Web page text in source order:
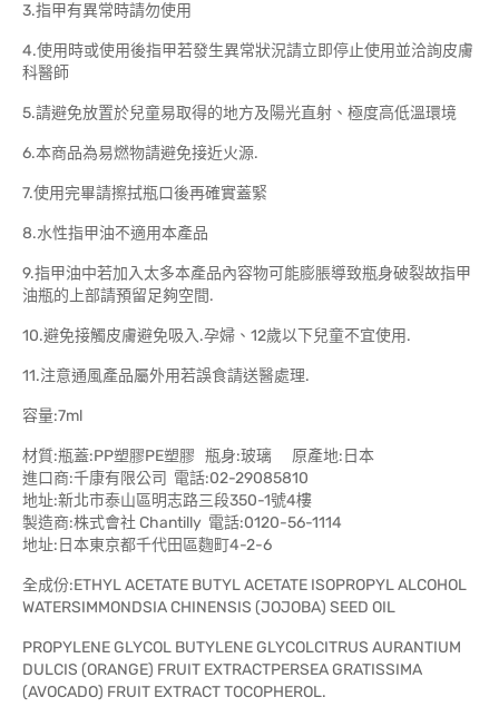
3.指甲有異常時請勿使用
4.使用時或使用後指甲若發生異常狀況請立即停止使用並洽詢皮膚
科醫師
5.請避免放置於兒童易取得的地方及陽光直射、極度高低溫環境
6.本商品為易燃物請避免接近火源.
7.使用完畢請擦拭瓶口後再確實蓋緊
8.水性指甲油不適用本產品
9.指甲油中若加入太多本產品內容物可能膨脹導致瓶身破裂故指甲
油瓶的上部請預留足夠空間.
10.避免接觸皮膚避免吸入.孕婦、12歲以下兒童不宜使用.
11.注意通風產品屬外用若誤食請送醫處理.
容量:7ml
材質:瓶蓋:PP塑膠PE塑膠 瓶身:玻璃 原產地:日本
進口商:千康有限公司 電話:02-29085810
地址:新北市泰山區明志路三段350-1號4樓
製造商:株式會社 Chantilly 電話:0120-56-1114
地址:日本東京都千代田區麴町4-2-6
全成份:ETHYL ACETATE BUTYL ACETATE ISOPROPYL ALCOHOL
WATERSIMMONDSIA CHINENSIS (JOJOBA) SEED OIL
PROPYLENE GLYCOL BUTYLENE GLYCOLCITRUS AURANTIUM
DULCIS (ORANGE) FRUIT EXTRACTPERSEA GRATISSIMA
(AVOCADO) FRUIT EXTRACT TOCOPHEROL.